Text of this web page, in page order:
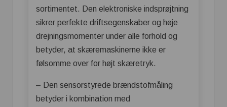
sortimentet. Den elektroniske indsprøjtning
sikrer perfekte driftsegenskaber og høje
drejningsmomenter under alle forhold og
betyder, at skæremaskinerne ikke er
følsomme over for højt skæretryk.
– Den sensorstyrede brændstofmåling
betyder i kombination med